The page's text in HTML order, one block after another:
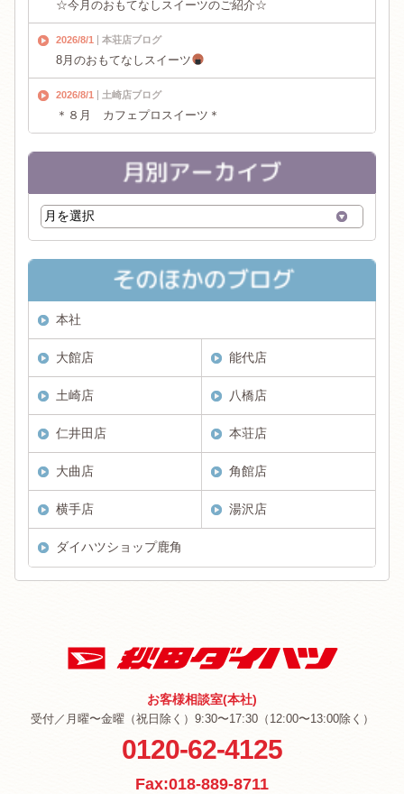
☆今月のおもてなしスイーツのご紹介☆
2026/8/1 本荘店ブログ
8月のおもてなしスイーツ
2026/8/1 土崎店ブログ
＊８月 カフェプロスイーツ＊
本社
大館店 能代店
土崎店 八橋店
仁井田店 本荘店
大曲店 角館店
横手店 湯沢店
ダイハツショップ鹿角
お客様相談室(本社)
受付／月曜〜金曜（祝日除く）9:30〜17:30（12:00〜13:00除く）
0120-62-4125
Fax:018-889-8711